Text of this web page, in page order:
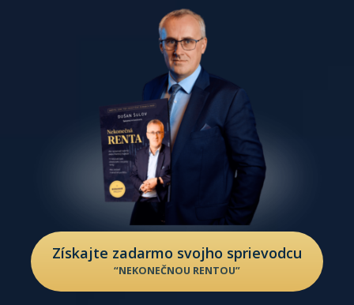
Získajte zadarmo svojho sprievodcu
“NEKONEČNOU RENTOU”